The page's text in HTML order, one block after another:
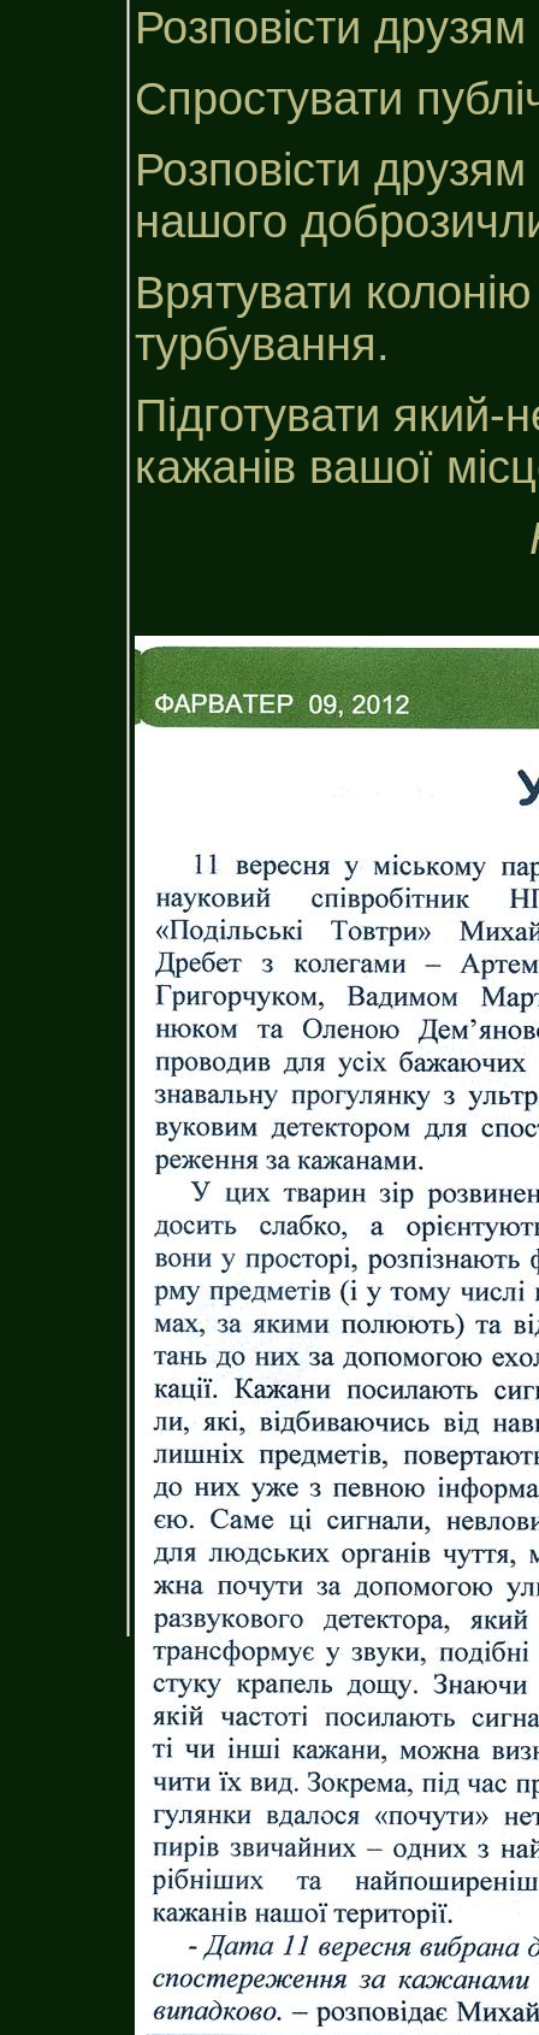
Розповісти
Спростувати
Розповісти
нашого
Врятувати
турбування.
Підготувати
кажанів вашої